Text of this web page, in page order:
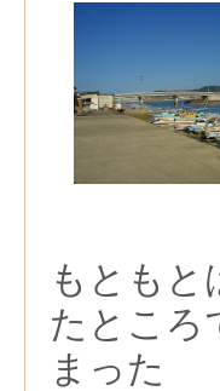
もともと
たところ
まった